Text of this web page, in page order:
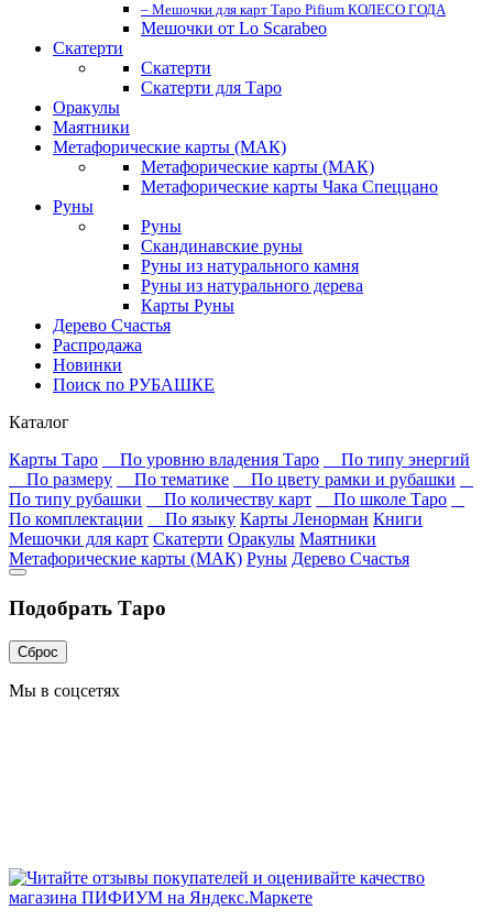
– Мешочки для карт Таро Pifium КОЛЕСО ГОДА
Мешочки от Lo Scarabeo
Скатерти
Скатерти
Скатерти для Таро
Оракулы
Маятники
Метафорические карты (МАК)
Метафорические карты (МАК)
Метафорические карты Чака Спеццано
Руны
Руны
Скандинавские руны
Руны из натурального камня
Руны из натурального дерева
Карты Руны
Дерево Счастья
Распродажа
Новинки
Поиск по РУБАШКЕ
Каталог
Карты Таро
По уровню владения Таро
По типу энергий
По размеру
По тематике
По цвету рамки и рубашки
По типу рубашки
По количеству карт
По школе Таро
По комплектации
По языку Карты Ленорман Книги
Мешочки для карт Скатерти Оракулы Маятники
Метафорические карты (МАК) Руны Дерево Счастья
Подобрать Таро
Сброс
Мы в соцсетях